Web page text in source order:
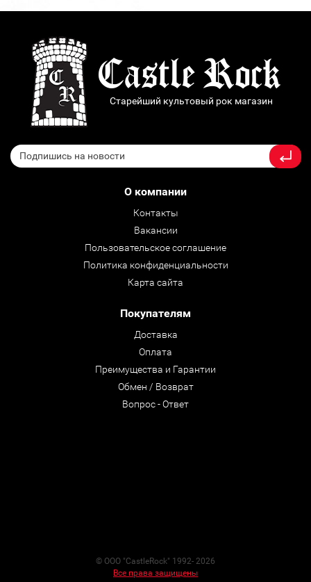
Старейший культовый рок магазин
О компании
Контакты
Вакансии
Пользовательское соглашение
Политика конфиденциальности
Карта сайта
Покупателям
Доставка
Оплата
Преимущества и Гарантии
Обмен / Возврат
Вопрос - Ответ
© ООО "CastleRock" 1992- 2026
Все права защищены